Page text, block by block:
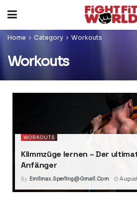
Home Category Workouts
Workouts
WORKOUTS
Klimmzüge lernen – Der
Anfänger
By Emilmax.sperling@gmail.com